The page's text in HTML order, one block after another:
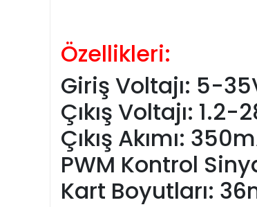
Özellikleri:
Giriş Voltajı: 5-
Çıkış Voltajı: 1.2-
Çıkış Akımı:
PWM Kontrol
Kart Boyutları: